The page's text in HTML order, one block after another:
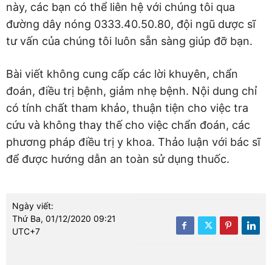
này, các bạn có thể liên hệ với chúng tôi qua
đường dây nóng 0333.40.50.80, đội ngũ dược sĩ
tư vấn của chúng tôi luôn sẵn sàng giúp đỡ bạn.
Bài viết không cung cấp các lời khuyên, chẩn
đoán, điều trị bệnh, giảm nhẹ bệnh. Nội dung chỉ
có tính chất tham khảo, thuận tiện cho việc tra
cứu và không thay thế cho việc chẩn đoán, các
phương pháp điều trị y khoa. Thảo luận với bác sĩ
để được hướng dẫn an toàn sử dụng thuốc.
Ngày viết:
Thứ Ba, 01/12/2020 09:21
UTC+7